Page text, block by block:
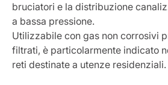
bruciatori e la distribuzione
a bassa pressione.
Utilizzabile con gas non corrosivi
filtrati, è particolarmente indicato
reti destinate a utenze residenziali.